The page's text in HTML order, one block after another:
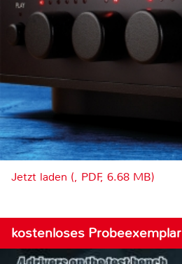
Jetzt laden (, PDF, 6.68 MB)
kostenloses Probeexemplar